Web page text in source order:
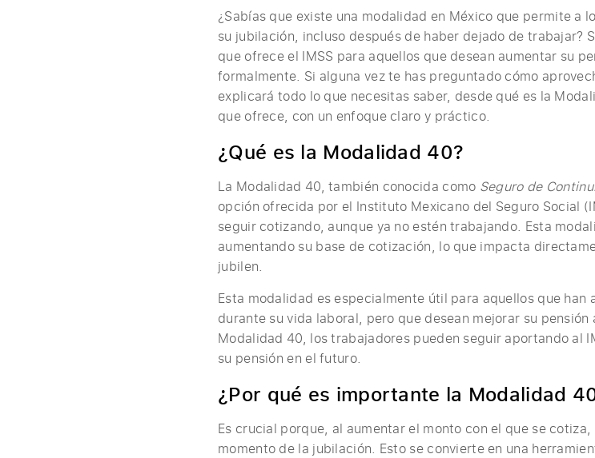
¿Sabías que existe una modalidad en México que permite a
su jubilación, incluso después de haber dejado de trabajar?
que ofrece el IMSS para aquellos que desean aumentar su
formalmente. Si alguna vez te has preguntado cómo
explicará todo lo que necesitas saber, desde qué es la
que ofrece, con un enfoque claro y práctico.
¿Qué es la Modalidad 40?
La Modalidad 40, también conocida como Seguro de
opción ofrecida por el Instituto Mexicano del Seguro Social
seguir cotizando, aunque ya no estén trabajando. Esta
aumentando su base de cotización, lo que impacta
jubilen.
Esta modalidad es especialmente útil para aquellos que han
durante su vida laboral, pero que desean mejorar su
Modalidad 40, los trabajadores pueden seguir aportando al
su pensión en el futuro.
¿Por qué es importante la Modalidad
Es crucial porque, al aumentar el monto con el que se
momento de la jubilación. Esto se convierte en una